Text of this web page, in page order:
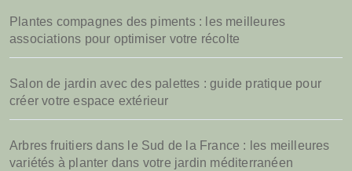
Plantes compagnes des piments : les meilleures
associations pour optimiser votre récolte
Salon de jardin avec des palettes : guide pratique pour
créer votre espace extérieur
Arbres fruitiers dans le Sud de la France : les meilleures
variétés à planter dans votre jardin méditerranéen